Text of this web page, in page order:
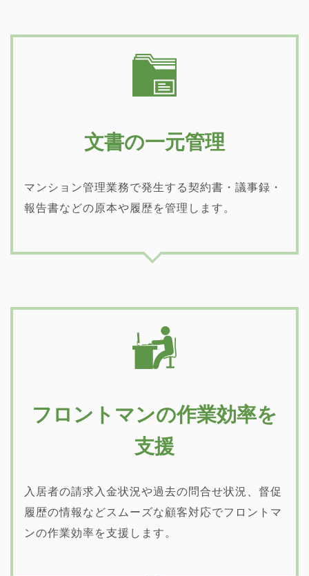
文書の一元管理
マンション管理業務で発生する契約書・議事録・
報告書などの原本や履歴を管理します。
フロントマンの作業効率を
支援
入居者の請求入金状況や過去の問合せ状況、督促
履歴の情報などスムーズな顧客対応でフロントマ
ンの作業効率を支援します。